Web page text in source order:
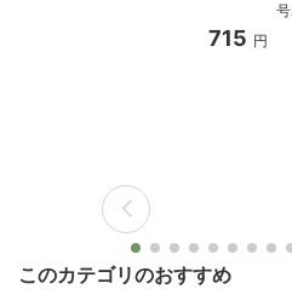
715 円
このカテゴリのおすすめ